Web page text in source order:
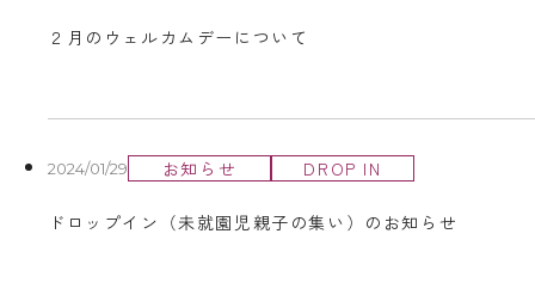
２月のウェルカムデーについて
2024/01/29 お知らせ DROP IN
ドロップイン（未就園児親子の集い）のお知らせ